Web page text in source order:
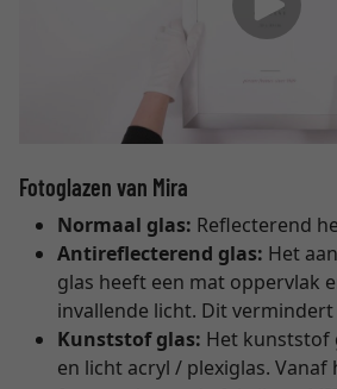
Fotoglazen van Mira
Normaal glas: Reflecterend
Antireflecterend glas: Het
glas heeft een mat oppervlak
invallende licht. Dit
Kunststof glas: Het kunststof
en licht acryl / plexiglas. Vanaf